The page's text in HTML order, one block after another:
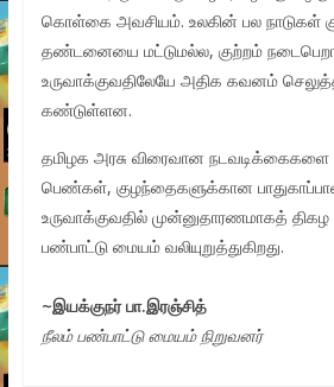
கொள்கை அவசியம். உலகின் பல நாடுகள்
தண்டனையை மட்டுமல்ல, குற்றம்
உருவாக்குவதிலேயே அதிக கவனம்
கண்டுள்ளன.
தமிழக அரசு விரைவான
பெண்கள், குழந்தைகளுக்கான
உருவாக்குவதில் முன்னுதாரணமாகத்
பண்பாட்டு மையம் வலியுறுத்துகிறது.
~இயக்குநர் பா.இரஞ்சித்
நீலம் பண்பாட்டு மையம் நிறுவனர்